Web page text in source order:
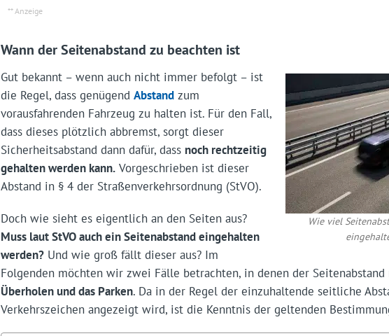
Wann der Seitenabstand zu beachten ist
Wie viel
Gut bekannt – wenn auch nicht immer befolgt – ist
die Regel, dass genügend Abstandzum
vorausfahrenden Fahrzeug zu halten ist. Für den Fall,
dass dieses plötzlich abbremst, sorgt dieser
Sicherheitsabstand dann dafür, dass noch rechtzeitig
gehalten werden kann.Vorgeschrieben ist dieser
Abstand in § 4 der Straßenverkehrsordnung (StVO).
Doch wie sieht es eigentlich an den Seiten aus?
Muss laut StVO auch ein Seitenabstand eingehalten
werden?Und wie groß fällt dieser aus? Im
Folgenden möchten wir zwei Fälle betrachten, in denen der
Überholen und das Parken. Da in der Regel der einzuhaltende seitliche
Verkehrszeichen angezeigt wird, ist die Kenntnis der geltenden